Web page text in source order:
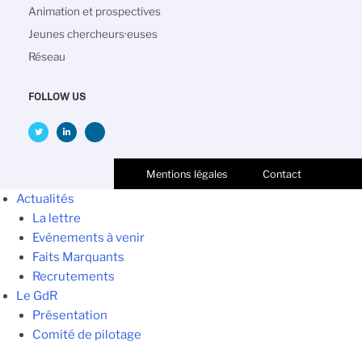
Animation et prospectives
Jeunes chercheurs·euses
Réseau
FOLLOW US
Mentions légales Contact
Actualités
La lettre
Evénements à venir
Faits Marquants
Recrutements
Le GdR
Présentation
Comité de pilotage